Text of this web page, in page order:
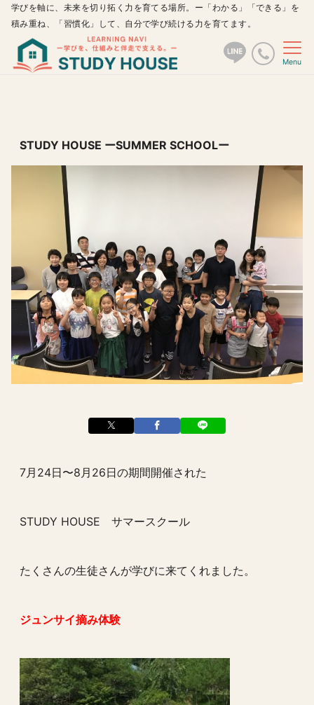
学びを軸に、未来を切り拓く力を育てる場所。ー「わかる」「できる」を
積み重ね、「習慣化」して、自分で学び続ける力を育てます。
Menu
STUDY HOUSE ーSUMMER SCHOOLー
7月24日〜8月26日の期間開催された
STUDY HOUSE サマースクール
たくさんの生徒さんが学びに来てくれました。
ジュンサイ摘み体験